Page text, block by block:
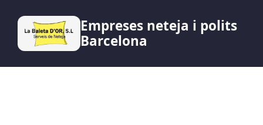
Empreses neteja i polits
Barcelona